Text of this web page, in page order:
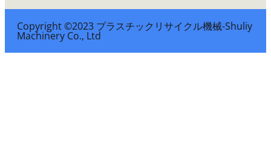
Copyright ©2023 プラスチックリサイクル機械-Shuliy
Machinery Co., Ltd